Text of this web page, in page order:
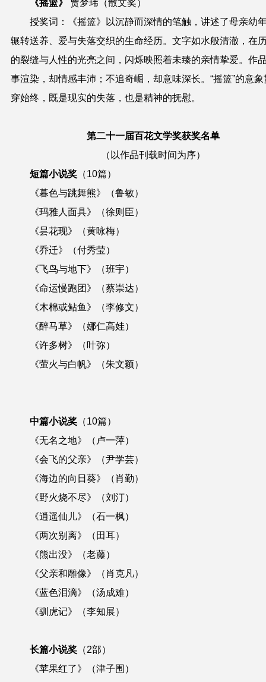
《摇篮》 贾梦玮 （散文奖）
授奖词 ：《摇篮》以沉静而深情的笔触，讲述了母亲幼
辗转送养、爱与失落交织的生命经历。文字如水般清澈，在
的裂缝与人性的光亮之间，闪烁映照着未臻的亲情挚爱。作
事渲染，却情感丰沛；不追奇崛，却意味深长。“摇篮”的意象
穿始终，既是现实的失落，也是精神的抚慰。
第二十一届百花文学奖获奖名单
（以作品刊载时间为序）
短篇小说奖 （10篇）
《暮色与跳舞熊》（鲁敏）
《玛雅人面具》（徐则臣）
《昙花现》（黄咏梅）
《乔迁》（付秀莹）
《飞鸟与地下》（班宇）
《命运慢跑团》（蔡崇达）
《木棉或鲇鱼》（李修文）
《醉马草》（娜仁高娃）
《许多树》（叶弥）
《萤火与白帆》（朱文颖）
中篇小说奖 （10篇）
《无名之地》（卢一萍）
《会飞的父亲》（尹学芸）
《海边的向日葵》（肖勤）
《野火烧不尽》（刘汀）
《逍遥仙儿》（石一枫）
《两次别离》（田耳）
《熊出没》（老藤）
《父亲和雕像》（肖克凡）
《蓝色泪滴》（汤成难）
《驯虎记》（李知展）
长篇小说奖 （2部）
《苹果红了》（津子围）